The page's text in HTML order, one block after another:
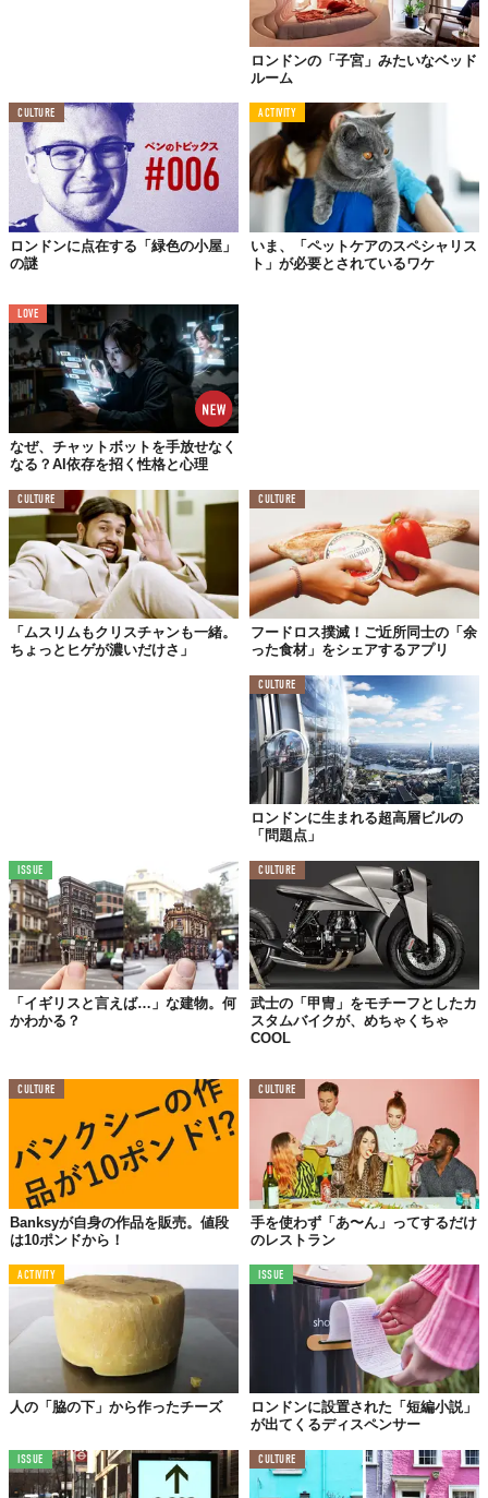
り付けることで、愛する人への思い出を残すことも。
2,000本の花は
2,000人の看護師を意味する
この造花を作成するのには、6ヶ月もかかったそう。花は全部で
2,100本あり、団体で働く2,000人を超える看護師たちを表してい
ます。
夜になりその花が輝くのは、看護師たちが患者たちにとっての暗
い時間を、明るく照らす存在だから。
ロンドンの「子宮」みたいなベッド
ルーム
CULTURE
ロンドンに点在する「緑色の小屋」
の謎
ACTIVITY
いま、「ペットケアのスペシャリス
ト」が必要とされているワケ
LOVE
なぜ、チャットボットを手放せなく
なる？AI依存を招く性格と心理
CULTURE
「ムスリムもクリスチャンも一緒。
ちょっとヒゲが濃いだけさ」
CULTURE
フードロス撲滅！ご近所同士の「余
った食材」をシェアするアプリ
CULTURE
ロンドンに生まれる超高層ビルの
「問題点」
ISSUE
「イギリスと言えば…」な建物。何
かわかる？
CULTURE
武士の「甲冑」をモチーフとしたカ
スタムバイクが、めちゃくちゃ
COOL
CULTURE
Banksyが自身の作品を販売。値段
は10ポンドから！
CULTURE
手を使わず「あ〜ん」ってするだけ
のレストラン
ACTIVITY
人の「脇の下」から作ったチーズ
ISSUE
ロンドンに設置された「短編小説」
が出てくるディスペンサー
ISSUE CULTURE